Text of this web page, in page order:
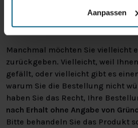
Aanpassen
uns nicht
Manchmal möchten Sie vielleicht
zurückgeben. Vielleicht, weil
gefällt, oder vielleicht gibt es
warum Sie die Bestellung nicht
haben Sie das Recht, Ihre
nach Erhalt ohne Angabe von
Bitte behandeln Sie das Produkt